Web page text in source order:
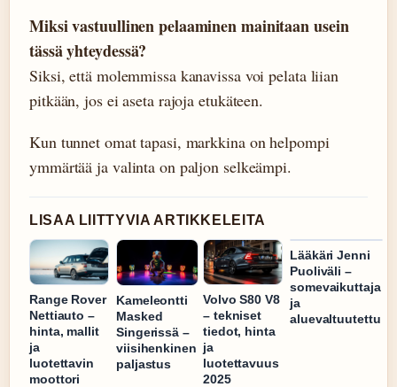
Miksi vastuullinen pelaaminen mainitaan usein
tässä yhteydessä?
Siksi, että molemmissa kanavissa voi pelata liian
pitkään, jos ei aseta rajoja etukäteen.
Kun tunnet omat tapasi, markkina on helpompi
ymmärtää ja valinta on paljon selkeämpi.
LISAA LIITTYVIA ARTIKKELEITA
Range Rover
Nettiauto –
hinta, mallit
ja
luotettavin
moottori
Kameleontti
Masked
Singerissä –
viisihenkinen
paljastus
Volvo S80 V8
– tekniset
tiedot, hinta
ja
luotettavuus
2025
Lääkäri Jenni
Puoliväli –
somevaikuttaja
ja
aluevaltuutettu